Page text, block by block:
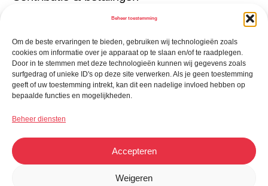
Beheer toestemming
Om de beste ervaringen te bieden, gebruiken wij technologieën zoals
cookies om informatie over je apparaat op te slaan en/of te raadplegen.
Door in te stemmen met deze technologieën kunnen wij gegevens zoals
surfgedrag of unieke ID's op deze site verwerken. Als je geen toestemming
geeft of uw toestemming intrekt, kan dit een nadelige invloed hebben op
bepaalde functies en mogelijkheden.
Beheer diensten
Accepteren
Weigeren
Sponsoren
Eigen verenigingsapp